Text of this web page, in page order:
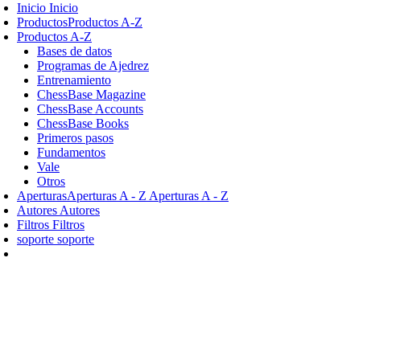
Inicio Inicio
ProductosProductos A-Z
Productos A-Z
Bases de datos
Programas de Ajedrez
Entrenamiento
ChessBase Magazine
ChessBase Accounts
ChessBase Books
Primeros pasos
Fundamentos
Vale
Otros
AperturasAperturas A - Z Aperturas A - Z
Autores Autores
Filtros Filtros
soporte soporte